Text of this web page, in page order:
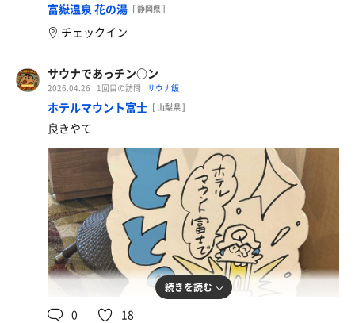
富嶽温泉 花の湯 [ 静岡県 ]
チェックイン
サウナであっチン○ン
2026.04.26 1回目の訪問 サウナ飯
ホテルマウント富士 [ 山梨県 ]
良きやて
続きを読む
0 18